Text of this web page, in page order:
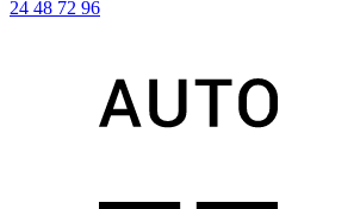
24 48 72 96